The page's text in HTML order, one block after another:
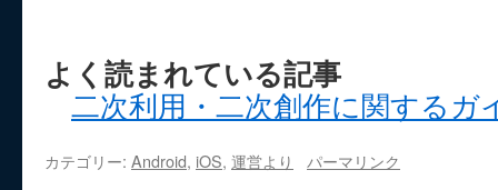
よく読まれている記事
二次利用・二次創作に関するガ
カテゴリー: Android, iOS, 運営より
パーマリンク